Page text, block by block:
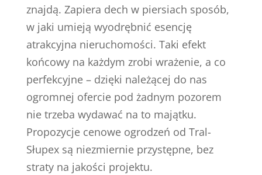
znajdą. Zapiera dech w piersiach sposób,
w jaki umieją wyodrębnić esencję
atrakcyjna nieruchomości. Taki efekt
końcowy na każdym zrobi wrażenie, a co
perfekcyjne – dzięki należącej do nas
ogromnej ofercie pod żadnym pozorem
nie trzeba wydawać na to majątku.
Propozycje cenowe ogrodzeń od Tral-
Słupex są niezmiernie przystępne, bez
straty na jakości projektu.